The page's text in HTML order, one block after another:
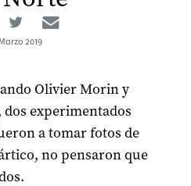
Facebook
Twitter
2019
Olivier Morin y
experimentados
a tomar fotos de
no pensaron que